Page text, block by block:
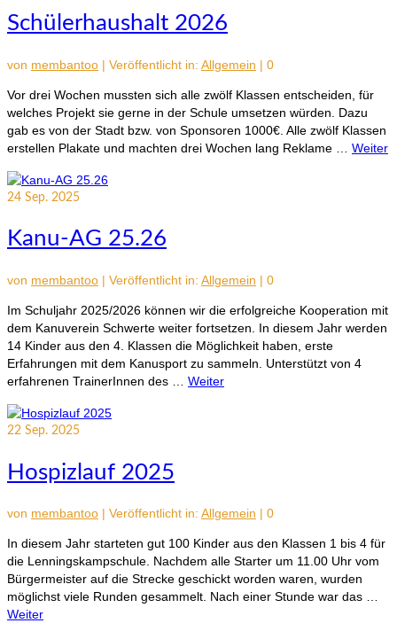
Schülerhaushalt 2026
von membantoo | Veröffentlicht in: Allgemein | 0
Vor drei Wochen mussten sich alle zwölf Klassen entscheiden, für
welches Projekt sie gerne in der Schule umsetzen würden. Dazu
gab es von der Stadt bzw. von Sponsoren 1000€. Alle zwölf Klassen
erstellen Plakate und machten drei Wochen lang Reklame … Weiter
24 Sep. 2025
Kanu-AG 25.26
von membantoo | Veröffentlicht in: Allgemein | 0
Im Schuljahr 2025/2026 können wir die erfolgreiche Kooperation mit
dem Kanuverein Schwerte weiter fortsetzen. In diesem Jahr werden
14 Kinder aus den 4. Klassen die Möglichkeit haben, erste
Erfahrungen mit dem Kanusport zu sammeln. Unterstützt von 4
erfahrenen TrainerInnen des … Weiter
22 Sep. 2025
Hospizlauf 2025
von membantoo | Veröffentlicht in: Allgemein | 0
In diesem Jahr starteten gut 100 Kinder aus den Klassen 1 bis 4 für
die Lenningskampschule. Nachdem alle Starter um 11.00 Uhr vom
Bürgermeister auf die Strecke geschickt worden waren, wurden
möglichst viele Runden gesammelt. Nach einer Stunde war das …
Weiter